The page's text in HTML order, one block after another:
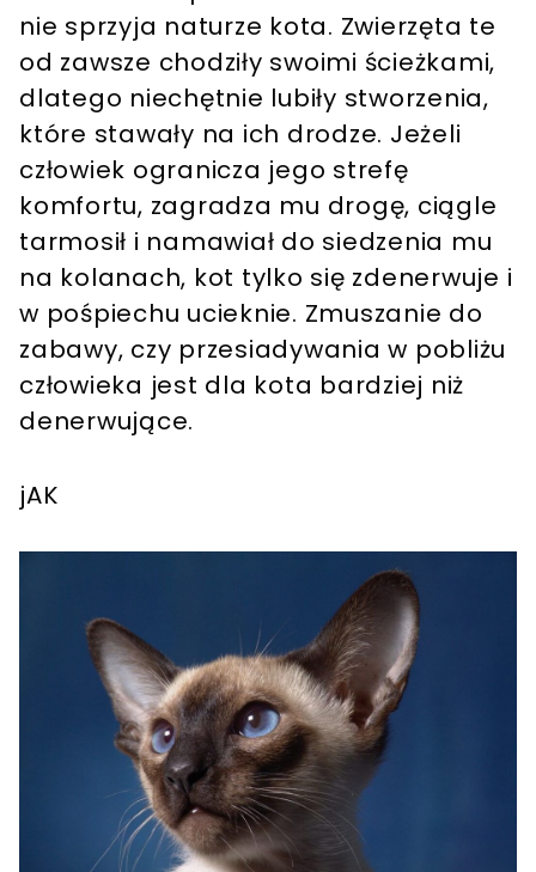
nie sprzyja naturze kota. Zwierzęta te
od zawsze chodziły swoimi ścieżkami,
dlatego niechętnie lubiły stworzenia,
które stawały na ich drodze. Jeżeli
człowiek ogranicza jego strefę
komfortu, zagradza mu drogę, ciągle
tarmosił i namawiał do siedzenia mu
na kolanach, kot tylko się zdenerwuje i
w pośpiechu ucieknie. Zmuszanie do
zabawy, czy przesiadywania w pobliżu
człowieka jest dla kota bardziej niż
denerwujące.
jAK